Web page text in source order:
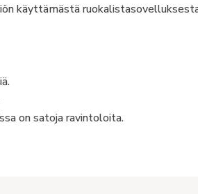
käyttämästä
on satoja ravintoloita.